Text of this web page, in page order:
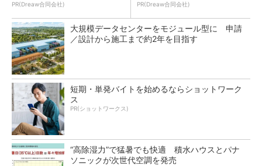
PR(Dreaw合同会社) PR(Dreaw合同会社)
大規模データセンターをモジュール型に 申請
／設計から施工まで約2年を目指す
短期・単発バイトを始めるならショットワーク
ス
PR(ショットワークス)
“高除湿力”で猛暑でも快適 積水ハウスとパナ
ソニックが次世代空調を発売